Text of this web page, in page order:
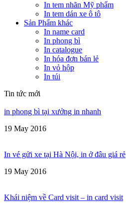
In tem nhãn Mỹ phẩm
In tem dán xe ô tô
Sản Phẩm khác
In name card
In phong bì
In catalogue
In hóa đơn bán lẻ
In vỏ hộp
In túi
Tin tức mới
in phong bì tại xưởng in nhanh
19 May 2016
In vé gửi xe tại Hà Nội, in ở đâu giá rẻ
19 May 2016
Khái niệm về Card visit – in card visit